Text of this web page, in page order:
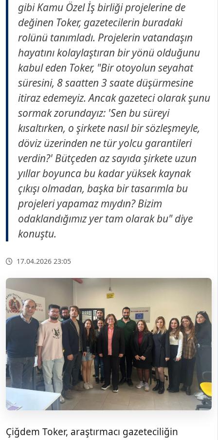
gibi Kamu Özel İş birliği projelerine de
değinen Toker, gazetecilerin buradaki
rolünü tanımladı. Projelerin vatandaşın
hayatını kolaylaştıran bir yönü olduğunu
kabul eden Toker, "Bir otoyolun seyahat
süresini, 8 saatten 3 saate düşürmesine
itiraz edemeyiz. Ancak gazeteci olarak şunu
sormak zorundayız: 'Sen bu süreyi
kısaltırken, o şirkete nasıl bir sözleşmeyle,
döviz üzerinden ne tür yolcu garantileri
verdin?' Bütçeden az sayıda şirkete uzun
yıllar boyunca bu kadar yüksek kaynak
çıkışı olmadan, başka bir tasarımla bu
projeleri yapamaz mıydın? Bizim
odaklandığımız yer tam olarak bu" diye
konuştu.
17.04.2026 23:05
Çiğdem Toker, araştırmacı gazeteciliğin